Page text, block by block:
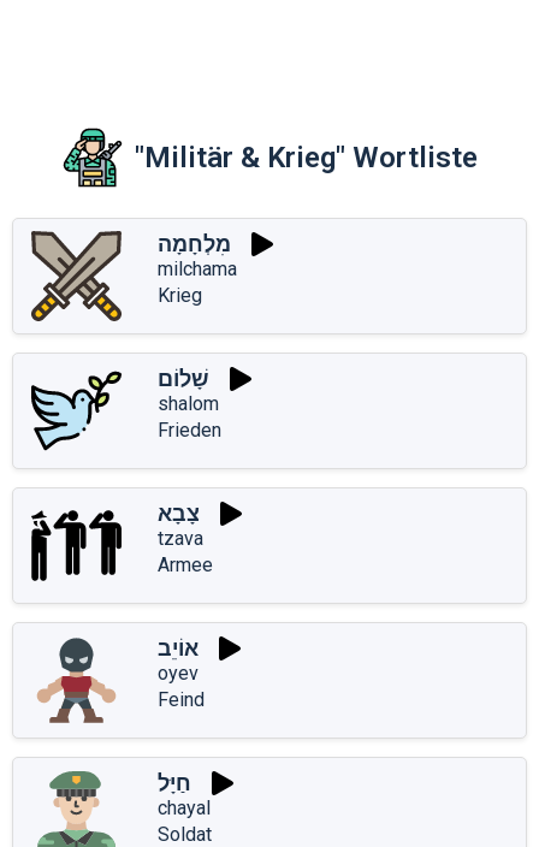
"Militär & Krieg" Wortliste
מִלְחָמָה
milchama
Krieg
שָׁלוֹם
shalom
Frieden
צָבָא
tzava
Armee
אוֹיֵב
oyev
Feind
חַיָּל
chayal
Soldat